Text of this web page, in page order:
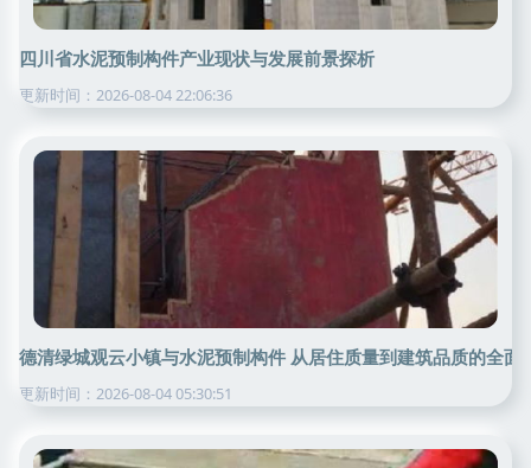
四川省水泥预制构件产业现状与发展前景探析
更新时间：2026-08-04 22:06:36
德清绿城观云小镇与水泥预制构件 从居住质量到建筑品质的全面
更新时间：2026-08-04 05:30:51